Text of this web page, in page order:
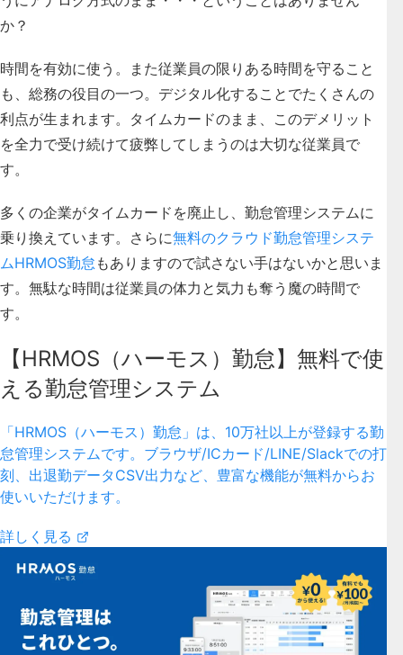
か？
時間を有効に使う。また従業員の限りある時間を守ること
も、総務の役目の一つ。デジタル化することでたくさんの
利点が生まれます。タイムカードのまま、このデメリット
を全力で受け続けて疲弊してしまうのは大切な従業員で
す。
多くの企業がタイムカードを廃止し、勤怠管理システムに
乗り換えています。さらに無料のクラウド勤怠管理システ
ムHRMOS勤怠 もありますので試さない手はないかと思いま
す。無駄な時間は従業員の体力と気力も奪う魔の時間で
す。
【HRMOS（ハーモス）勤怠】無料で使
える勤怠管理システム
「HRMOS（ハーモス）勤怠」は、10万社以上が登録する勤
怠管理システムです。ブラウザ/ICカード/LINE/Slackでの打
刻、出退勤データCSV出力など、豊富な機能が無料からお
使いいただけます。
詳しく見る